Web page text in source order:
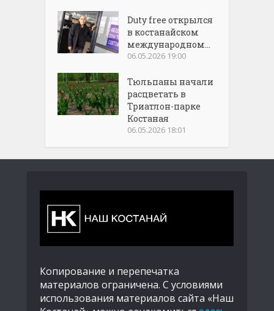
Duty free открылся
в костанайском
международном...
06.05.2026 19:00
Тюльпаны начали
расцветать в
Триатлон-парке
Костаная
06.05.2026 18:01
Копирование и перепечатка
материалов ограничена. С условиями
использования материалов сайта «Наш